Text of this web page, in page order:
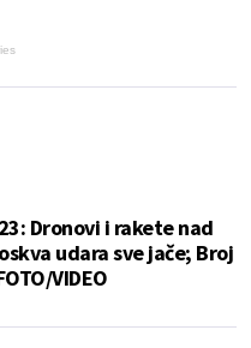
Dronovi i rakete nad
udara sve jače; Broj
VIDEO